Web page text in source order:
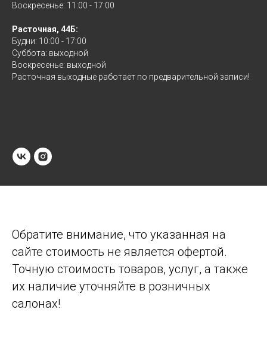
Воскресенье: 11:00 - 17:00
Расточная, 44Б:
Будни: 10:00 - 17:00
Суббота: выходной
Воскресенье: выходной
Расточная выходные работает по предварительной записи!
Обратите внимание, что указанная на
сайте стоимость не является офертой.
Точную стоимость товаров, услуг, а также
их наличие уточняйте в розничных
салонах!